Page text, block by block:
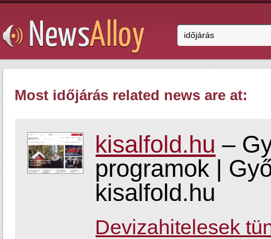
Most időjárás related news are at:
kisalfold.hu –
programok |
kisalfold.hu
Devizahitelesek